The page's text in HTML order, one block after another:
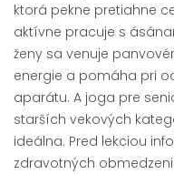
ktorá pekne pretiahne
aktívne pracuje s
ženy sa venuje
energie a pomáha pri
aparátu. A joga pre
starších vekových
ideálna. Pred lekciou
zdravotných